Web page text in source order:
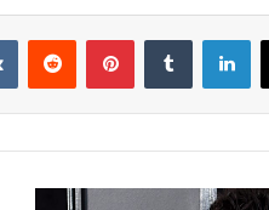
‫X لينكدإن بينتيريست